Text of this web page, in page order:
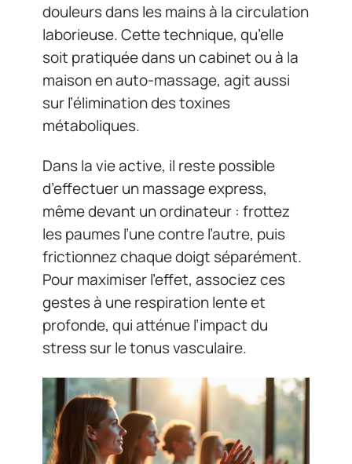
douleurs dans les mains à la circulation
laborieuse. Cette technique, qu’elle
soit pratiquée dans un cabinet ou à la
maison en auto-massage, agit aussi
sur l’élimination des toxines
métaboliques.
Dans la vie active, il reste possible
d’effectuer un massage express,
même devant un ordinateur : frottez
les paumes l’une contre l’autre, puis
frictionnez chaque doigt séparément.
Pour maximiser l’effet, associez ces
gestes à une respiration lente et
profonde, qui atténue l’impact du
stress sur le tonus vasculaire.